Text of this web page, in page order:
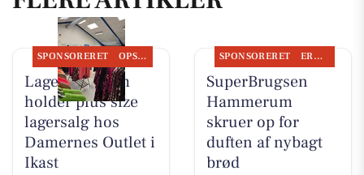
SPONSORERET OPSLAGSTAVLEN
Lagersalg.com
holder plus size
lagersalg hos
Damernes Outlet i
Ikast
SPONSORERET ERHVERV
SuperBrugsen
Hammerum
skruer op for
duften af nybagt
brød